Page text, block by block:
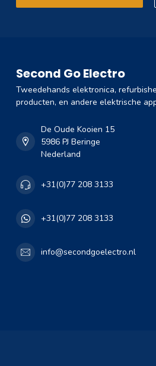
Second Go Electro
Tweedehands elektronica,
producten, en andere elektrische
De Oude Kooien 15
5986 PJ Beringe
Nederland
+31(0)77 208 3133
+31(0)77 208 3133
info@secondgoelectro.nl